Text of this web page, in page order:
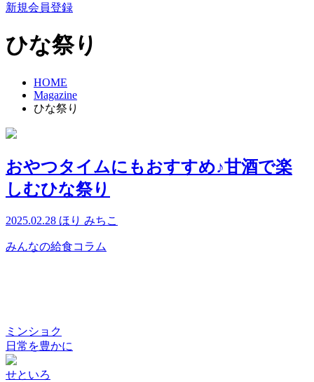
新規会員登録
ひな祭り
HOME
Magazine
ひな祭り
おやつタイムにもおすすめ♪甘酒で楽
しむひな祭り
2025.02.28 ほり みちこ
みんなの給食コラム
ミンショク
日常を豊かに
せといろ